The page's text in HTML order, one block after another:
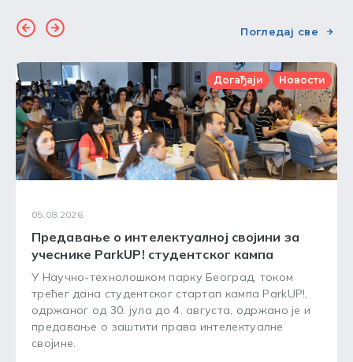
Погледај све
Догађаји Новости
05.08.2026.
Предавање о интелектуалној својини за
учеснике ParkUP! студентског кампа
У Научно-технолошком парку Београд, током
трећег дана студентског стартап кампа ParkUP!,
одржаног од 30. јула до 4. августа, одржано је и
предавање о заштити права интелектуалне
својине.